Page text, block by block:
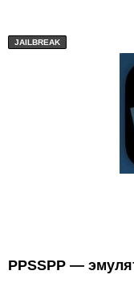
JAILBREAK
PPSSPP —